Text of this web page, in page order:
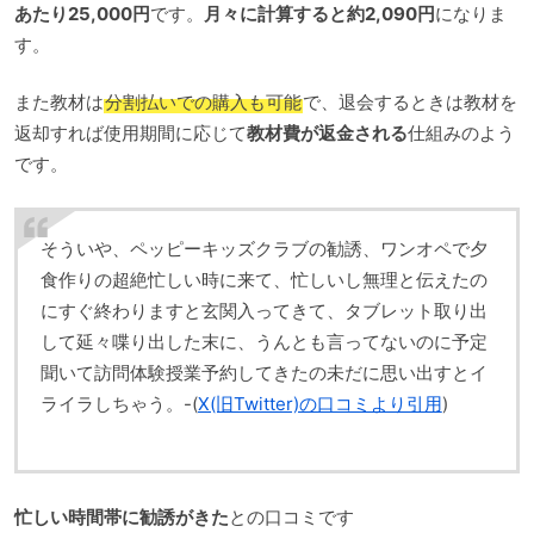
あたり25,000円です。 月々に計算すると約2,090円になりま
す。
また教材は分割払いでの購入も可能で、退会するときは教材を
返却すれば使用期間に応じて教材費が返金される仕組みのよう
です。
そういや、ペッピーキッズクラブの勧誘、ワンオペで夕
食作りの超絶忙しい時に来て、忙しいし無理と伝えたの
にすぐ終わりますと玄関入ってきて、タブレット取り出
して延々喋り出した末に、うんとも言ってないのに予定
聞いて訪問体験授業予約してきたの未だに思い出すとイ
ライラしちゃう。-(X(旧Twitter)の口コミより引用)
忙しい時間帯に勧誘がきたとの口コミです